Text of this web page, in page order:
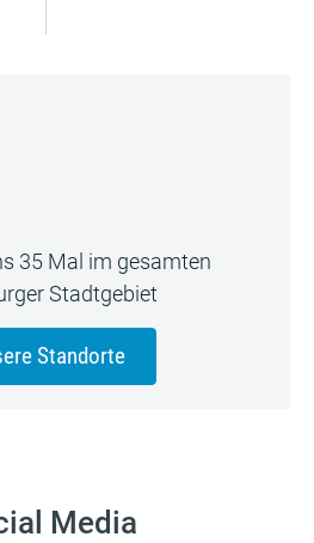
35 Mal im gesamten
Stadtgebiet
Standorte
Media